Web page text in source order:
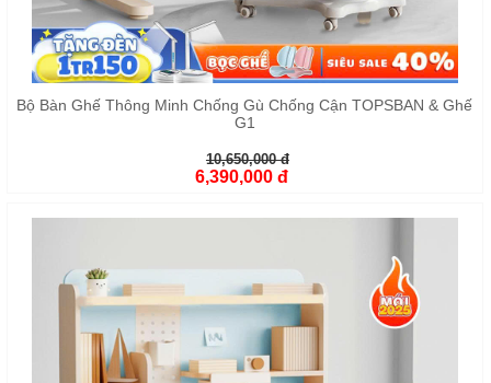
Bộ Bàn Ghế Thông Minh Chống Gù Chống Cận TOPSBAN & Ghế
G1
10,650,000 đ
6,390,000 đ